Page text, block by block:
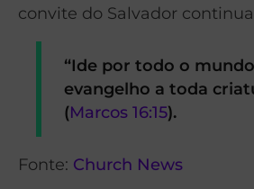
convite do Salvador
“Ide por todo o
evangelho a toda
(Marcos 16:15).
Fonte: Church News